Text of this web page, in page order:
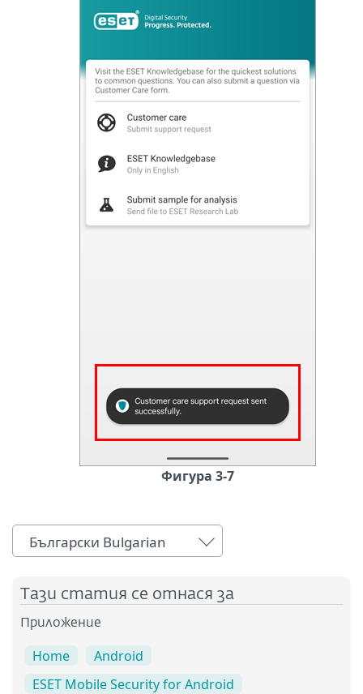
Фигура 3-7
Български Bulgarian
Тази статия се отнася за
Приложение
Home
Android
ESET Mobile Security for Android